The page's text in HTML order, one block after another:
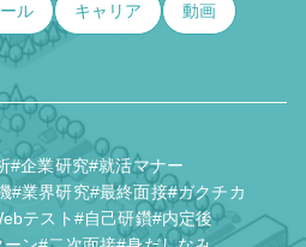
ル キャリア 動画
#企業研究#就活マナー
#業界研究#最終面接#ガクチカ
テスト#自己研鑽#内定後